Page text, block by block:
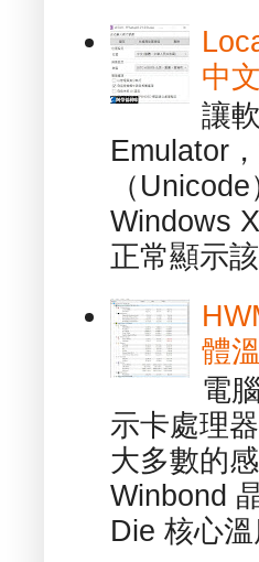
中
讓
Emulator
（
Windows
正常顯示
體
電
示卡處理
大多數的
Winbond
Die 核心